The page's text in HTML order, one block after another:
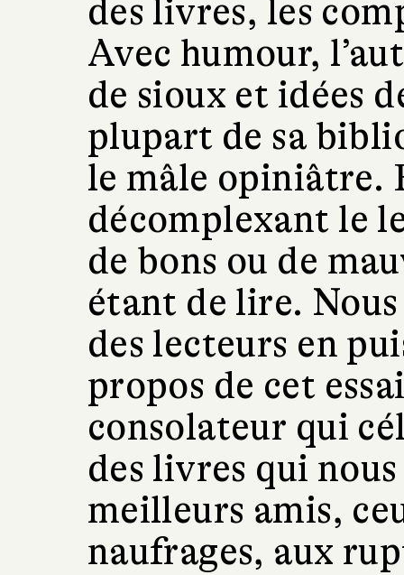
des livres, les
Avec humour,
de sioux et idées
plupart de sa
le mâle opiniâtre.
décomplexant le
de bons ou de
étant de lire.
des lecteurs en
propos de cet
consolateur qui
des livres qui
meilleurs amis,
naufrages, aux